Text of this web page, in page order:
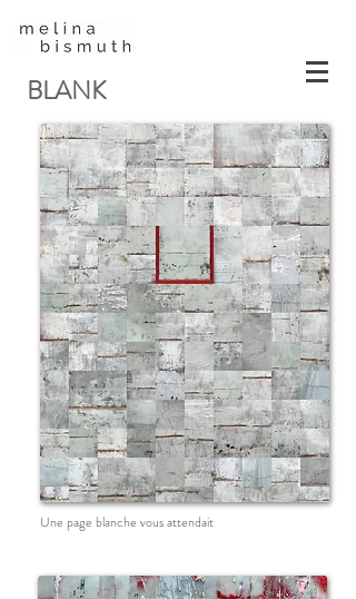
BLANK
Une page blanche vous attendait